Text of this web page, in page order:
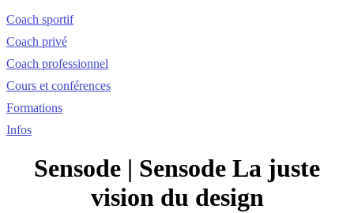
Coach sportif
Coach privé
Coach professionnel
Cours et conférences
Formations
Infos
Sensode | Sensode La juste
vision du design